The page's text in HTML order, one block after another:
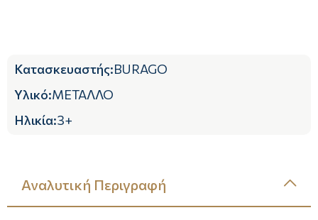
Κατασκευαστής:BURAGO
Υλικό:ΜΕΤΑΛΛΟ
Ηλικία:3+
Αναλυτική Περιγραφή